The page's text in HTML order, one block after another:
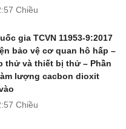
Chiều
gia TCVN 11953-9:2017
bảo vệ cơ quan hô hấp –
thử và thiết bị thử – Phần
lượng cacbon dioxit
Chiều